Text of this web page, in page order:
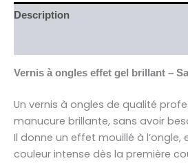
Description
Vernis à ongles effet gel brillant –
Un vernis à ongles de qualité
manucure brillante, sans avoir
Il donne un effet mouillé à l’ongle,
couleur intense dès la première